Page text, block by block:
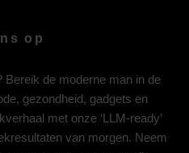
op
Bereik de moderne man in de
gezondheid, gadgets en
met onze ‘LLM-ready’
van morgen. Neem